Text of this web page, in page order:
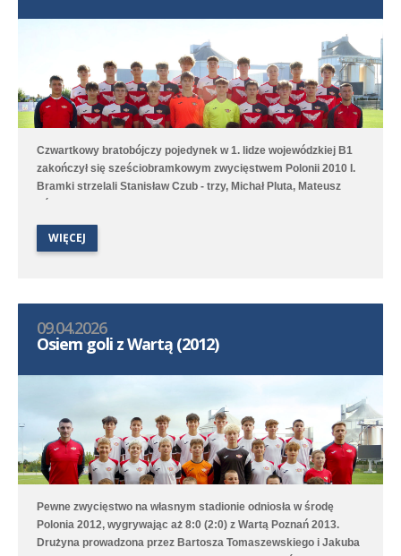
Czwartkowy bratobójczy pojedynek w 1. lidze wojewódzkiej B1
zakończył się sześciobramkowym zwycięstwem Polonii 2010 I.
Bramki strzelali Stanisław Czub - trzy, Michał Pluta, Mateusz
WIĘCEJ
09.04.2026
Osiem goli z Wartą (2012)
Pewne zwycięstwo na własnym stadionie odniosła w środę
Polonia 2012, wygrywając aż 8:0 (2:0) z Wartą Poznań 2013.
Drużyna prowadzona przez Bartosza Tomaszewskiego i Jakuba